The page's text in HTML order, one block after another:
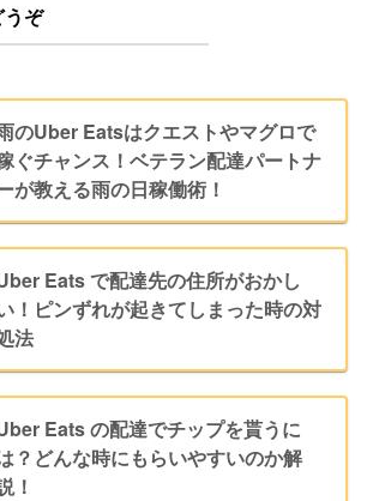
ぞ
のUber Eatsはクエストやマグロで
ぐチャンス！ベテラン配達パートナ
が教える雨の日稼働術！
Eats で配達先の住所がおかし
！ピンずれが起きてしまった時の対
法
Eats の配達でチップを貰うに
？どんな時にもらいやすいのか解
！